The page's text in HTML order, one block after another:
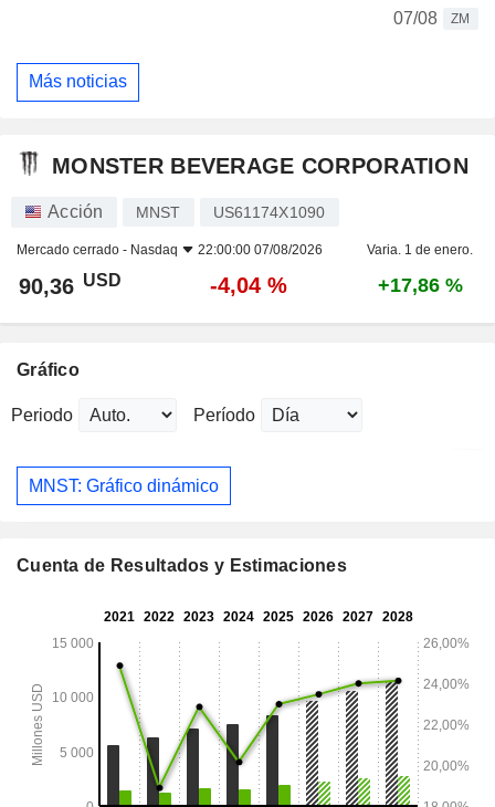
07/08
ZM
Más noticias
MONSTER BEVERAGE CORPORATION
Acción MNST US61174X1090
Mercado cerrado - Nasdaq 22:00:00 07/08/2026 Varia. 1 de enero.
90,36 USD -4,04 % +17,86 %
Gráfico
Periodo Período
MNST: Gráfico dinámico
Cuenta de Resultados y Estimaciones